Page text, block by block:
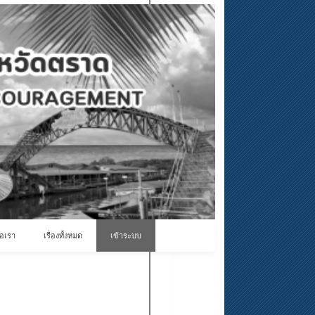
เรา เรื่องทั้งหมด เข้าระบบ